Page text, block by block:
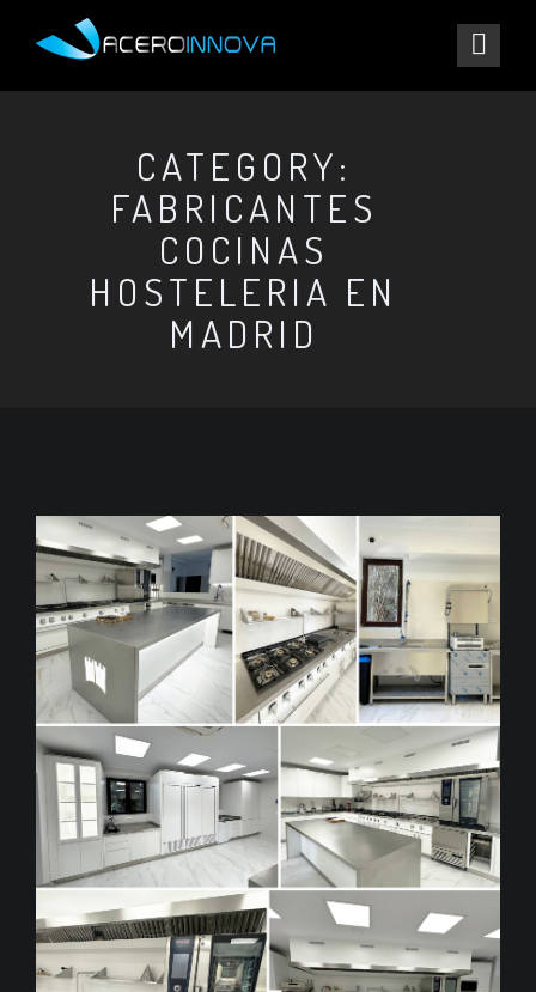
CATEGORY:
FABRICANTES
COCINAS
HOSTELERIA EN
MADRID